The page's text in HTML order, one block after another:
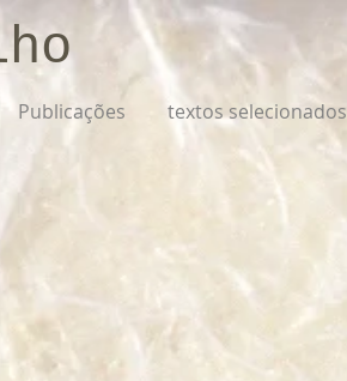
Publicações textos selecionados